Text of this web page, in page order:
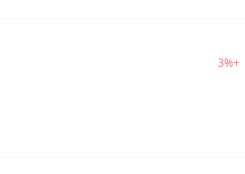
+
3%